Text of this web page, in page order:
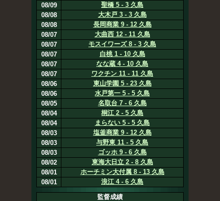
08/09
聖橋 5 - 3 久島
08/08
大木戸 3 - 3 久島
08/08
長岡商業 9 - 12 久島
08/07
大曲西 12 - 11 久島
08/07
モスイワーズ 8 - 3 久島
08/07
白桃 1 - 10 久島
08/07
なな蔵 4 - 10 久島
08/07
ワクチン 11 - 11 久島
08/06
東山学園 5 - 23 久島
08/06
水戸第一 5 - 5 久島
08/05
名取台 7 - 6 久島
08/04
桐江 2 - 5 久島
08/04
まらない 5 - 5 久島
08/03
塩釜商業 9 - 12 久島
08/03
与野東 11 - 5 久島
08/03
ゴッホ 9 - 6 久島
08/02
東海大日立 2 - 8 久島
08/01
ホーチミン大付属 8 - 13 久島
08/01
浪江 4 - 6 久島
監督成績